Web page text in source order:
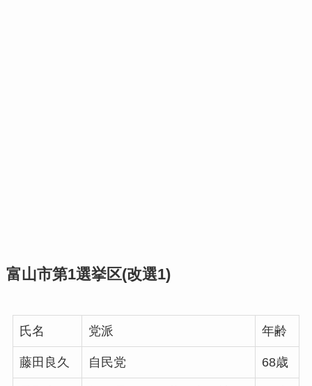
富山市第1選挙区(改選1)
氏名 党派 年齢
藤田良久 自民党 68歳